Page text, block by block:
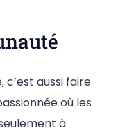
c’est aussi faire
où les
à